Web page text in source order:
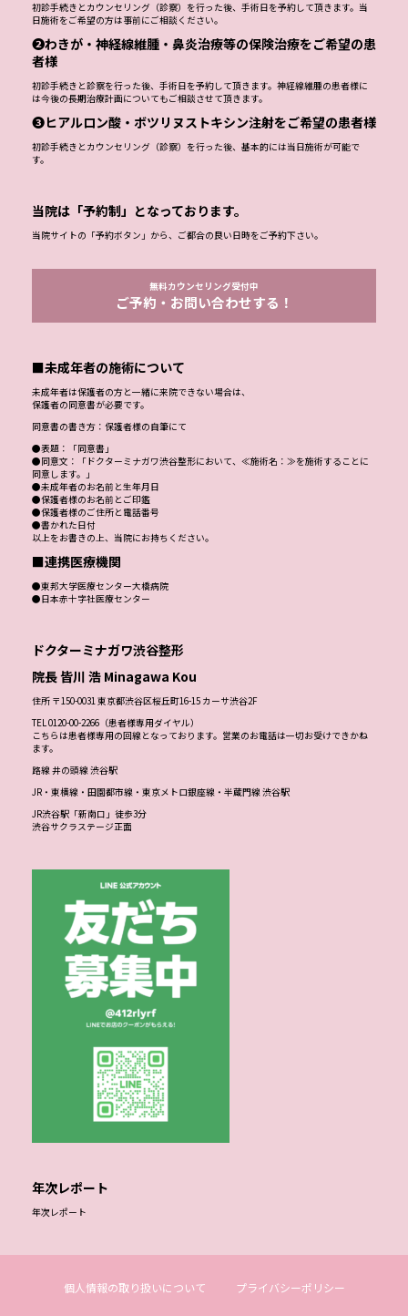
初診手続きとカウンセリング（診察）を行った後、手術日を予約して頂きます。当
日施術をご希望の方は事前にご相談ください。
❷わきが・神経線維腫・鼻炎治療等の保険治療をご希望の患
者様
初診手続きと診察を行った後、手術日を予約して頂きます。神経線維腫の患者様に
は今後の長期治療計画についてもご相談させて頂きます。
❸ヒアルロン酸・ボツリヌストキシン注射をご希望の患者様
初診手続きとカウンセリング（診察）を行った後、基本的には当日施術が可能で
す。
当院は「予約制」となっております。
当院サイトの「予約ボタン」から、ご都合の良い日時をご予約下さい。
無料カウンセリング受付中
ご予約・お問い合わせする！
■未成年者の施術について
未成年者は保護者の方と一緒に来院できない場合は、
保護者の同意書が必要です。
同意書の書き方：保護者様の自筆にて
●表題：「同意書」
●同意文：「ドクターミナガワ渋谷整形において、≪施術名：≫を施術することに
同意します。」
●未成年者のお名前と生年月日
●保護者様のお名前とご印鑑
●保護者様のご住所と電話番号
●書かれた日付
以上をお書きの上、当院にお持ちください。
■連携医療機関
●東邦大学医療センター大橋病院
●日本赤十字社医療センター
ドクターミナガワ渋谷整形
院長 皆川 浩 Minagawa Kou
住所 〒150-0031 東京都渋谷区桜丘町16-15 カーサ渋谷2F
TEL 0120-00-2266（患者様専用ダイヤル）
こちらは患者様専用の回線となっております。営業のお電話は一切お受けできかね
ます。
路線 井の頭線 渋谷駅
JR・東横線・田園都市線・東京メトロ銀座線・半蔵門線 渋谷駅
JR渋谷駅「新南口」徒歩3分
渋谷サクラステージ正面
年次レポート
年次レポート
個人情報の取り扱いについて プライバシーポリシー